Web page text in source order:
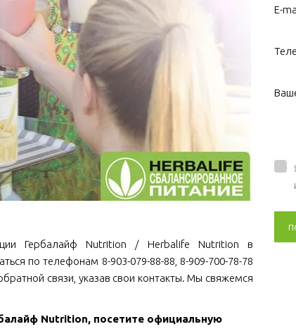
Гербалайф Nutrition / Herbalife Nutrition в
по телефонам 8-903-079-88-88, 8-909-700-78-78
связи, указав свои контакты. Мы свяжемся
Nutrition, посетите официальную
E-